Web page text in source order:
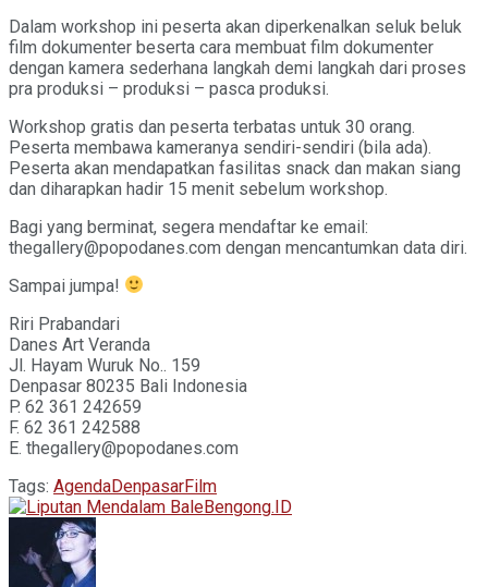
Dalam workshop ini peserta akan diperkenalkan seluk beluk
film dokumenter beserta cara membuat film dokumenter
dengan kamera sederhana langkah demi langkah dari proses
pra produksi – produksi – pasca produksi.
Workshop gratis dan peserta terbatas untuk 30 orang.
Peserta membawa kameranya sendiri-sendiri (bila ada).
Peserta akan mendapatkan fasilitas snack dan makan siang
dan diharapkan hadir 15 menit sebelum workshop.
Bagi yang berminat, segera mendaftar ke email:
thegallery@popodanes.com dengan mencantumkan data diri.
Sampai jumpa!
Riri Prabandari
Danes Art Veranda
Jl. Hayam Wuruk No.. 159
Denpasar 80235 Bali Indonesia
P. 62 361 242659
F. 62 361 242588
E. thegallery@popodanes.com
Tags: AgendaDenpasarFilm